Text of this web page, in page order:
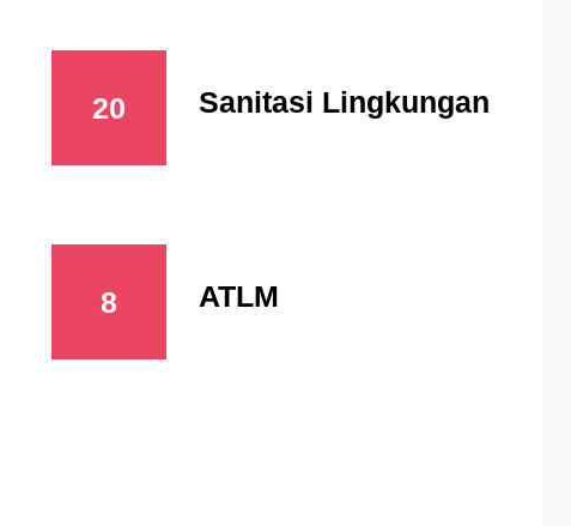
20 Sanitasi Lingkungan
8 ATLM